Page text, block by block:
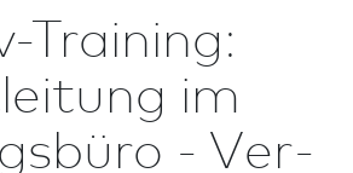
Training:
im
- Ver­